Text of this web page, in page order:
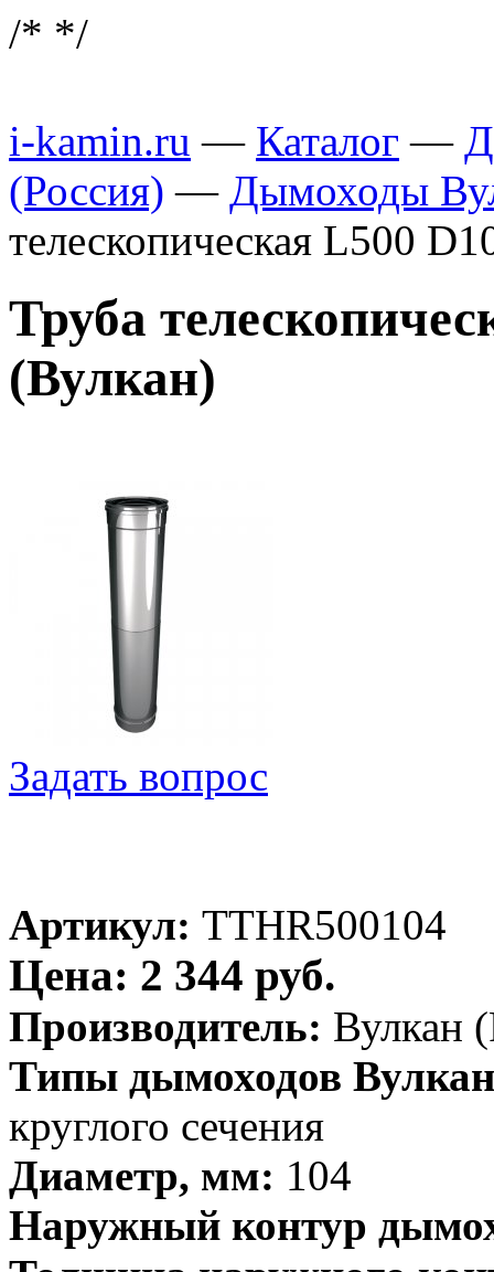
/* */
i-kamin.ru — Каталог —
(Россия) — Дымоходы
телескопическая L500
Труба
(Вулкан)
Задать вопрос
Артикул: TTHR500104
Цена: 2 344 руб.
Производитель: Вулкан
Типы дымоходов
круглого сечения
Диаметр, мм: 104
Наружный контур